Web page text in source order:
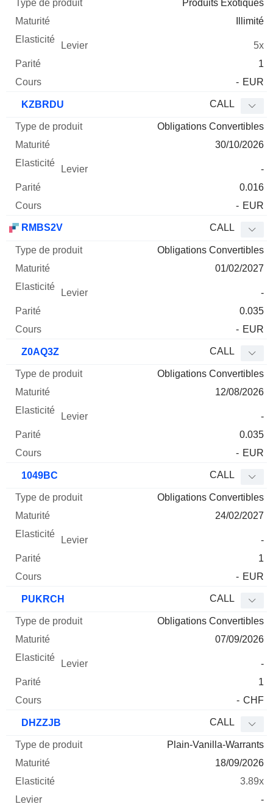
Produits Exotiques
Illimité
5x
1
- EUR
KZBRDU CALL
Obligations Convertibles
30/10/2026
-
0.016
- EUR
RMBS2V CALL
Obligations Convertibles
01/02/2027
-
0.035
- EUR
Z0AQ3Z CALL
Obligations Convertibles
12/08/2026
-
0.035
- EUR
1049BC CALL
Obligations Convertibles
24/02/2027
-
1
- EUR
PUKRCH CALL
Obligations Convertibles
07/09/2026
-
1
- CHF
DHZZJB CALL
Plain-Vanilla-Warrants
18/09/2026
3.89x
-